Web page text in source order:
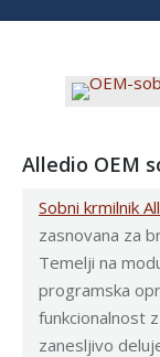
Alledio OEM
Sobni krmilnik
zasnovana za
Temelji na
programska
funkcionalnost
zanesljivo